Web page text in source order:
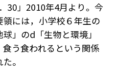
30」2010年4月より。今
には，小学校６年生の
」のd「生物と環境」
う食われるという関係
。